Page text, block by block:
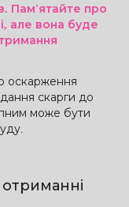
Пам'ятайте про
але вона буде
оскарження
скарги до
може бути